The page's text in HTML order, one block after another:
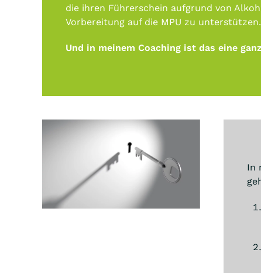
die ihren Führerschein aufgrund von
Vorbereitung auf die MPU zu unterstützen.
Und in meinem Coaching ist das eine
In